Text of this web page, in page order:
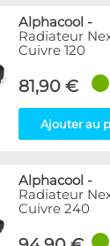
Alphacool -
Radiateur
Cuivre 120
81,90 €
Ajouter au
Alphacool -
Radiateur
Cuivre 240